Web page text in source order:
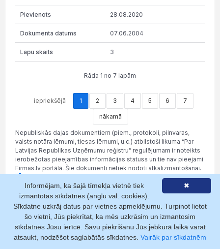
28.08.2020
07.06.2004
3
Rāda 1 no 7 lapām
iepriekšējā 1 2 3 4 5 6 7
nākamā
Nepubliskās daļas dokumentiem (piem., protokoli, pilnvaras,
valsts notāra lēmumi, tiesas lēmumi, u.c.) atbilstoši likuma “Par
Latvijas Republikas Uzņēmumu reģistru” regulējumam ir noteikts
ierobežotas pieejamības informācijas statuss un tie nav pieejami
Firmas.lv portālā. Šie dokumenti netiek nodoti atkalizmantošanai.
Pieprasīt dokumentus Uzņēmumu reģistrā
Ilgtspējas pārskati
✖
Informējam, ka šajā tīmekļa vietnē tiek
izmantotas sīkdatnes (angļu val. cookies).
Sīkdatne uzkrāj datus par vietnes apmeklējumu. Turpinot lietot
šo vietni, Jūs piekrītat, ka mēs uzkrāsim un izmantosim
sīkdatnes Jūsu ierīcē. Savu piekrišanu Jūs jebkurā laikā varat
atsaukt, nodzēšot saglabātās sīkdatnes. Vairāk par sīkdatnēm